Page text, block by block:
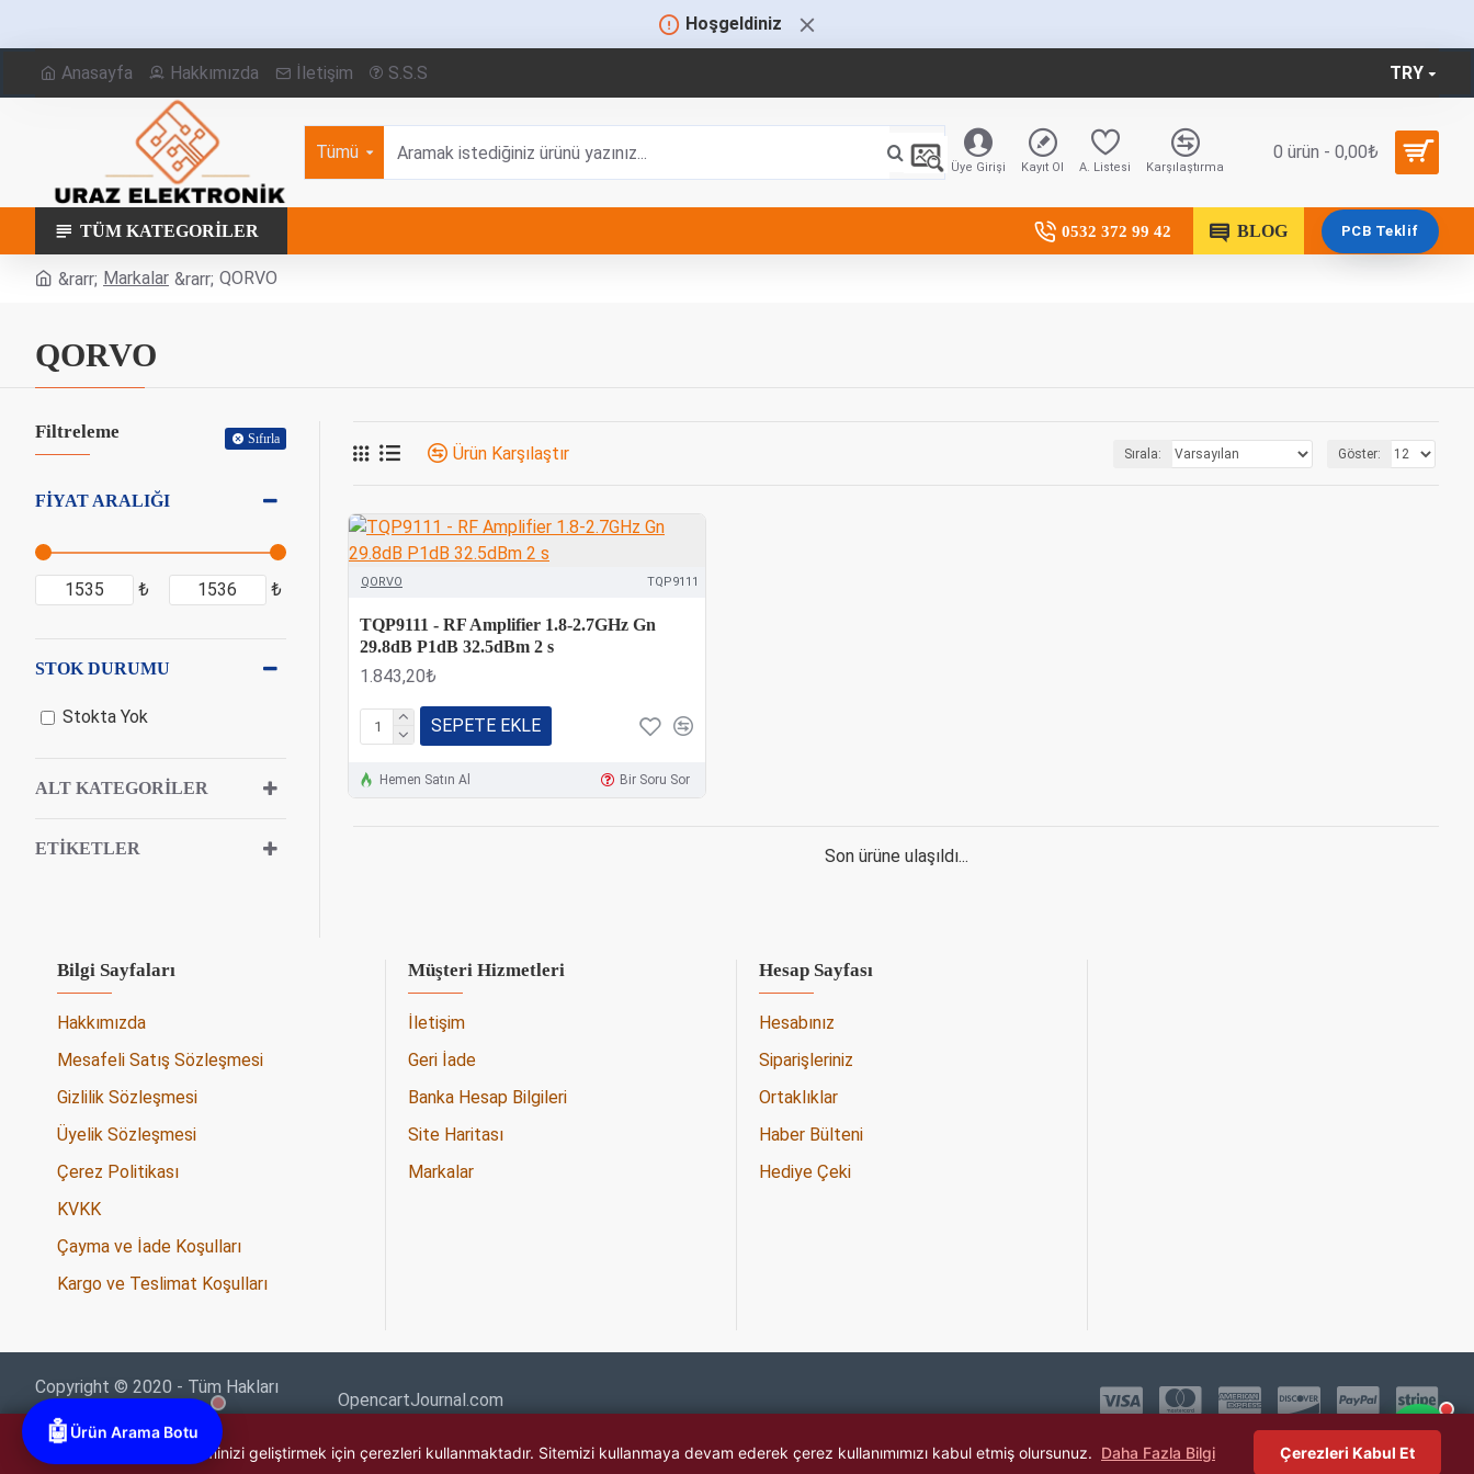
Hoşgeldiniz
Anasayfa Hakkımızda İletişim S.S.S TRY
Tümü
Üye Girişi Kayıt Ol A. Listesi Karşılaştırma
0 ürün - 0,00₺
TÜM KATEGORILER 0532 372 99 42 BLOG PCB Teklif
Markalar QORVO
QORVO
Filtreleme Sıfırla
FIYAT ARALIĞI
₺ ₺
ALT KATEGORILER
ETIKETLER
STOK DURUMU
Stokta Yok
Ürün Karşılaştır Sırala: Göster:
QORVO TQP9111
TQP9111 - RF Amplifier 1.8-2.7GHz Gn
29.8dB P1dB 32.5dBm 2 s
1.843,20₺
SEPETE EKLE
Hemen Satın Al Bir Soru Sor
Son ürüne ulaşıldı...
Bilgi Sayfaları
Hakkımızda
Mesafeli Satış Sözleşmesi
Gizlilik Sözleşmesi
Üyelik Sözleşmesi
Çerez Politikası
KVKK
Çayma ve İade Koşulları
Kargo ve Teslimat Koşulları
Müşteri Hizmetleri
İletişim
Geri İade
Banka Hesap Bilgileri
Site Haritası
Markalar
Hesap Sayfası
Hesabınız
Siparişleriniz
Ortaklıklar
Haber Bülteni
Hediye Çeki
Copyright © 2020 - Tüm Hakları
Saklıdır -
OpencartJournal.com
★★★★★
🤖 Ürün Arama Botu
🍪 Bu web sitesi, deneyiminizi geliştirmek için çerezleri kullanmaktadır. Sitemizi kullanmaya devam ederek çerez kullanımımızı kabul etmiş olursunuz. Daha Fazla Bilgi Çerezleri Kabul Et